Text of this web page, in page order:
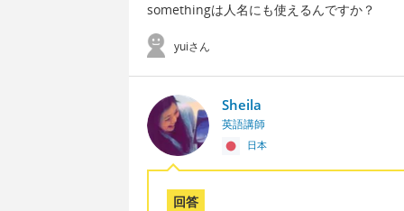
somethingは人名にも使えるんですか？
yuiさん
Sheila
英語講師
日本
回答